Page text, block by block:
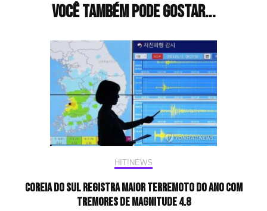
Você também pode gostar...
HIT!NEWS
Coreia do Sul registra maior terremoto do ano com
tremores de magnitude 4.8